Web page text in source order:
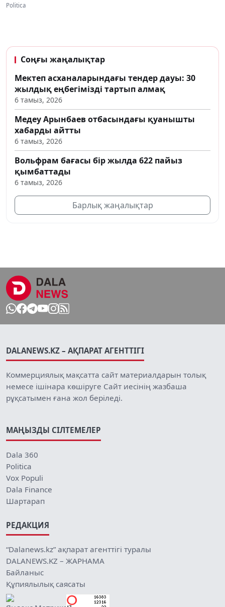
Politica
Соңғы жаңалықтар
Мектеп асханаларындағы тендер дауы: 30
жылдық еңбегімізді тартып алмақ
6 тамыз, 2026
Медеу Арынбаев отбасындағы қуанышты
хабарды айтты
6 тамыз, 2026
Вольфрам бағасы бір жылда 622 пайыз
қымбаттады
6 тамыз, 2026
Барлық жаңалықтар
DALANEWS.KZ – АҚПАРАТ АГЕНТТІГІ
Коммерциялық мақсатта сайт материалдарын толық
немесе ішінара көшіруге Сайт иесінің жазбаша
рұқсатымен ғана жол беріледі.
МАҢЫЗДЫ СІЛТЕМЕЛЕР
Dala 360
Politica
Vox Populi
Dala Finance
Шартарап
РЕДАКЦИЯ
“Dalanews.kz” ақпарат агенттігі туралы
DALANEWS.KZ – ЖАРНАМА
Байланыс
Құпиялылық саясаты